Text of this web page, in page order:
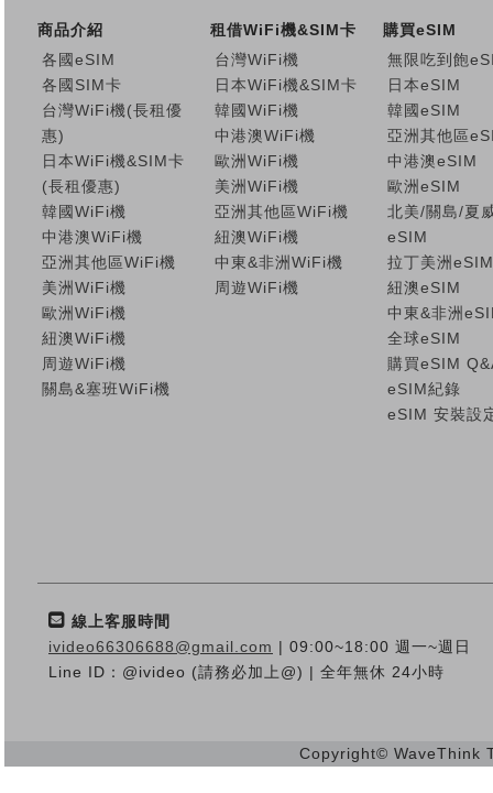
商品介紹
各國eSIM
各國SIM卡
台灣WiFi機(長租優
惠)
日本WiFi機&SIM卡
(長租優惠)
韓國WiFi機
中港澳WiFi機
亞洲其他區WiFi機
美洲WiFi機
歐洲WiFi機
紐澳WiFi機
周遊WiFi機
關島&塞班WiFi機
租借WiFi機&SIM卡
台灣WiFi機
日本WiFi機&SIM卡
韓國WiFi機
中港澳WiFi機
歐洲WiFi機
美洲WiFi機
亞洲其他區WiFi機
紐澳WiFi機
中東&非洲WiFi機
周遊WiFi機
購買eSIM
無限吃到飽
日本eSIM
韓國eSIM
亞洲其他區
中港澳eSIM
歐洲eSIM
北美/關島/夏
eSIM
拉丁美洲eSIM
紐澳eSIM
中東&非洲
全球eSIM
購買eSIM
eSIM紀錄
eSIM 安裝設
線上客服時間
ivideo66306688@gmail.com | 09:00~18:00 週一~週日
Line ID：@ivideo (請務必加上@) | 全年無休 24小時
Copyright© WaveThink